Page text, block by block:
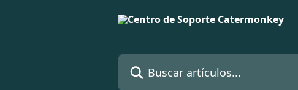
Buscar artículos...